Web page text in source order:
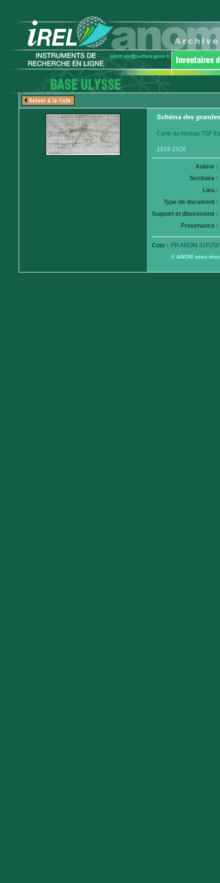
Schéma des
Carte du réseau TSF
1919-1926
Auteur :
Territoire :
Lieu :
Type de document :
Support et dimensions :
Provenance :
Cote : FR ANOM
© ANOM sous